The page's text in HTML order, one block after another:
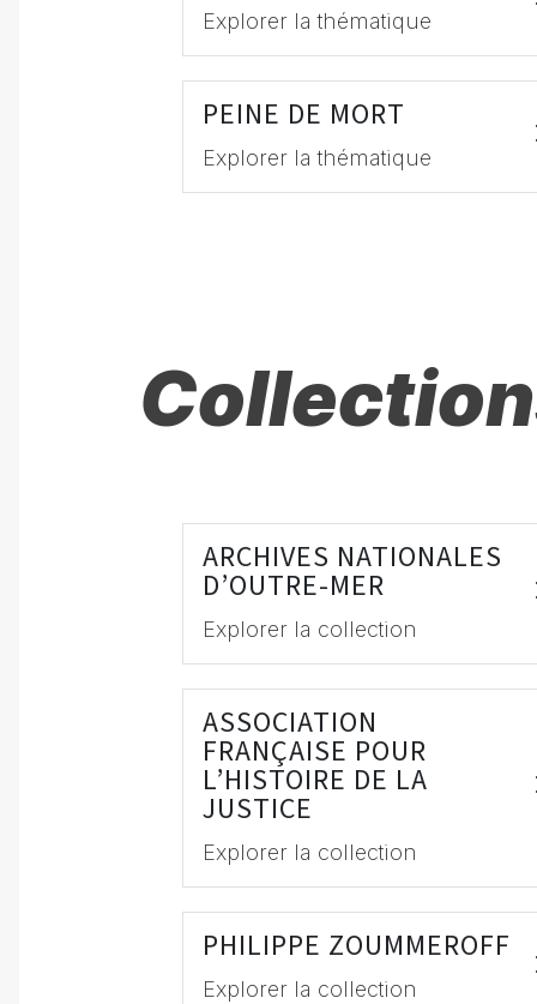
Explorer la thématique
PEINE DE MORT
Explorer la thématique
ARCHIVES NATIONALES
D’OUTRE-MER
Explorer la collection
ASSOCIATION
FRANÇAISE POUR
L’HISTOIRE DE LA
JUSTICE
Explorer la collection
PHILIPPE ZOUMMEROFF
Explorer la collection